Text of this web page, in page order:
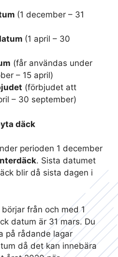
(1 december – 31
(1 april – 30
(får användas under
– 15 april)
(förbjudet att
– 30 september)
däck
perioden 1 december
. Sista datumet
blir då sista dagen i
börjar från och med 1
datum är 31 mars. Du
på rådande lagar
då det kan innebära